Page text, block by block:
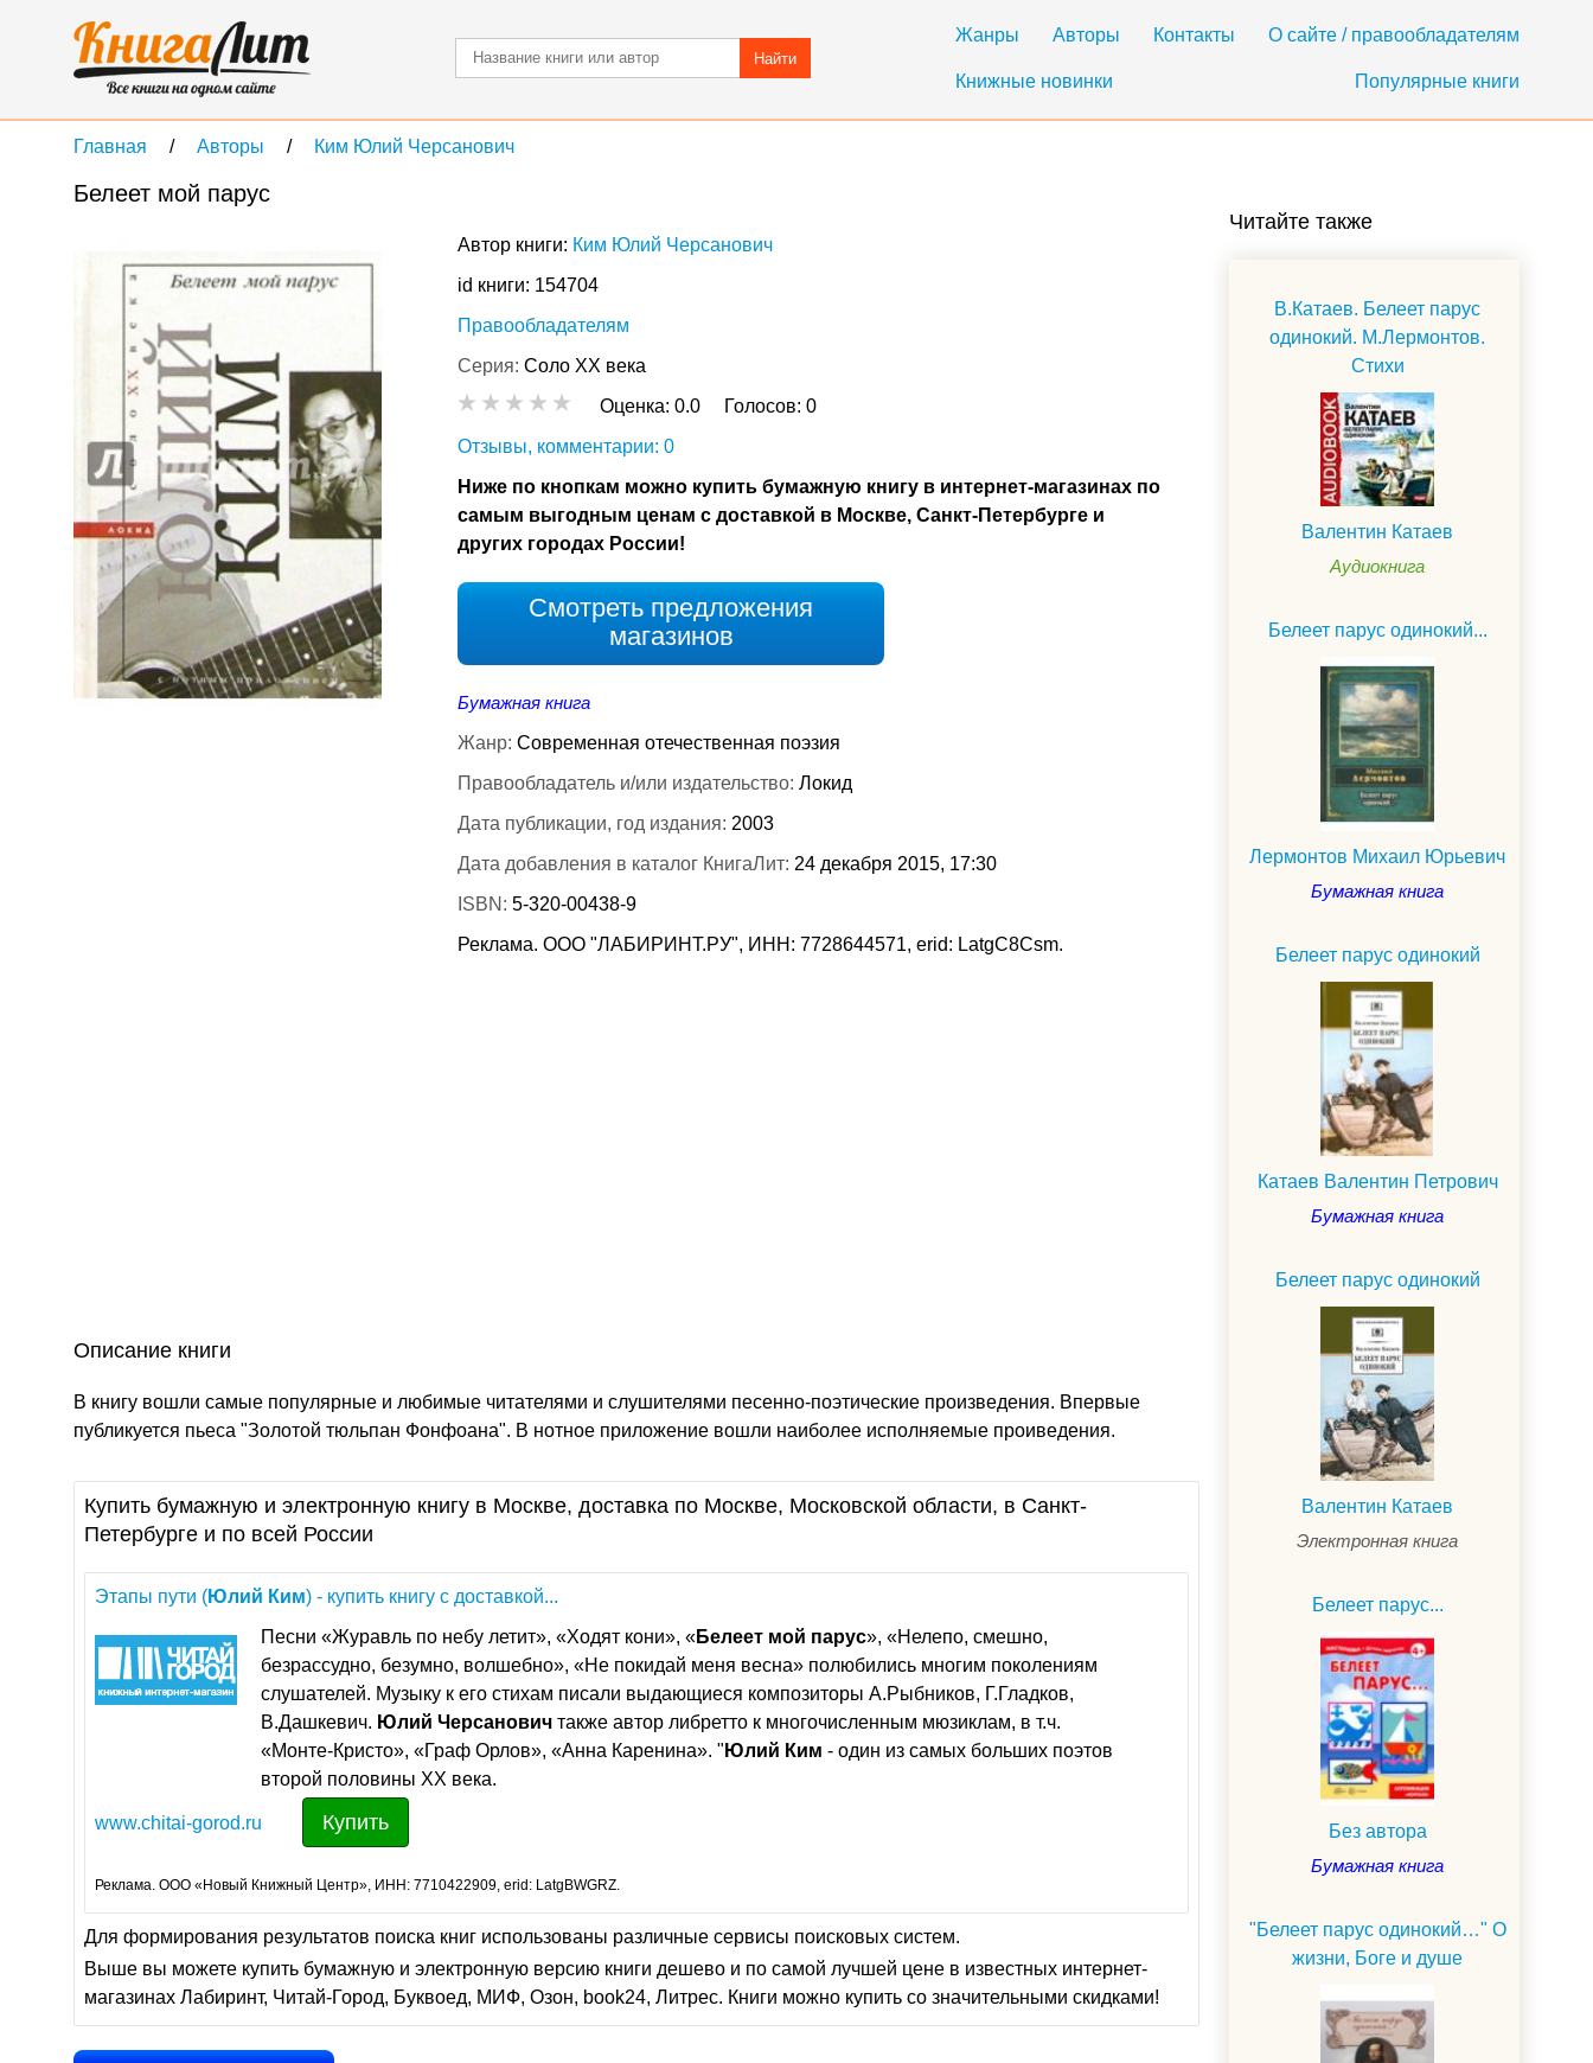
Жанры Авторы Контакты О сайте / правообладателям
Книжные новинки Популярные книги
Найти
Главная Авторы Ким Юлий Черсанович
Белеет мой парус
Автор книги: Ким Юлий Черсанович
id книги: 154704
Правообладателям
Серия: Соло ХХ века
Оценка: 0.0 Голосов: 0
Отзывы, комментарии: 0
Ниже по кнопкам можно купить бумажную книгу в интернет-магазинах по
самым выгодным ценам с доставкой в Москве, Санкт-Петербурге и
других городах России!
Смотреть предложения
магазинов
Бумажная книга
Жанр: Современная отечественная поэзия
Правообладатель и/или издательство: Локид
Дата публикации, год издания: 2003
Дата добавления в каталог КнигаЛит: 24 декабря 2015, 17:30
ISBN: 5-320-00438-9
Реклама. ООО "ЛАБИРИНТ.РУ", ИНН: 7728644571, erid: LatgC8Csm.
Описание книги
В книгу вошли самые популярные и любимые читателями и слушителями песенно-поэтические произведения. Впервые
публикуется пьеса "Золотой тюльпан Фонфоана". В нотное приложение вошли наиболее исполняемые проиведения.
Купить бумажную и электронную книгу в Москве, доставка по Москве, Московской области, в Санкт-
Петербурге и по всей России
Этапы пути (Юлий Ким) - купить книгу с доставкой...
Песни «Журавль по небу летит», «Ходят кони», «Белеет мой парус», «Нелепо, смешно,
безрассудно, безумно, волшебно», «Не покидай меня весна» полюбились многим поколениям
слушателей. Музыку к его стихам писали выдающиеся композиторы А.Рыбников, Г.Гладков,
В.Дашкевич. Юлий Черсанович также автор либретто к многочисленным мюзиклам, в т.ч.
«Монте-Кристо», «Граф Орлов», «Анна Каренина». " Юлий Ким - один из самых больших поэтов
второй половины XX века.
www.chitai-gorod.ru Купить
Реклама. ООО «Новый Книжный Центр», ИНН: 7710422909, erid: LatgBWGRZ.
Для формирования результатов поиска книг использованы различные сервисы поисковых систем.
Выше вы можете купить бумажную и электронную версию книги дешево и по самой лучшей цене в известных интернет-
магазинах Лабиринт, Читай-Город, Буквоед, МИФ, Озон, book24, Литрес. Книги можно купить со значительными скидками!
Читайте также
В.Катаев. Белеет парус
одинокий. М.Лермонтов.
Стихи
Валентин Катаев
Аудиокнига
Белеет парус одинокий...
Лермонтов Михаил Юрьевич
Бумажная книга
Белеет парус одинокий
Катаев Валентин Петрович
Бумажная книга
Белеет парус одинокий
Валентин Катаев
Электронная книга
Белеет парус...
Без автора
Бумажная книга
"Белеет парус одинокий…" О
жизни, Боге и душе